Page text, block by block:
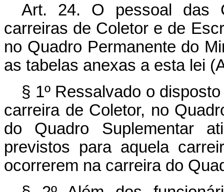
Art. 24. O pessoal das
carreiras de Coletor e de
no Quadro Permanente do
as tabelas anexas a esta lei
§ 1º Ressalvado o
carreira de Coletor, no
do Quadro Suplementar
previstos para aquela
ocorrerem na carreira do